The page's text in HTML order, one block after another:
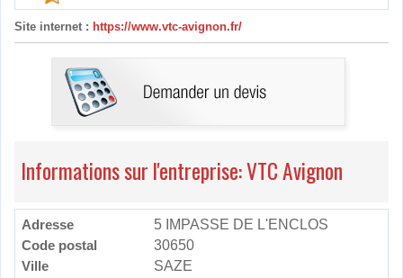
Site internet : https://www.vtc-avignon.fr/
Informations sur l'entreprise: VTC Avignon
Adresse
5 IMPASSE DE L'ENCLOS
Code postal
30650
Ville
SAZE